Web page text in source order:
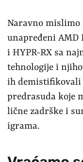
Naravno
unapređeni AMD
i HYPR-RX sa
tehnologije i
ih demistifikovali
predrasuda koje
lične zadrške i
igrama.